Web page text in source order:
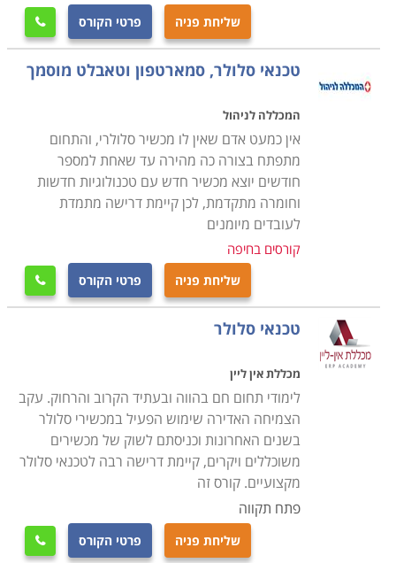
בסיומו תעודה מקצועית אשר ניתן יהיה באמצעותה
להשתלב באחד מהחברות הרבות בתחום, או במעבדות
פרטיות, כך שאפשרויות התעסוקה הינן רבות ומגוונות כמו
גם השכר משתלם.
קורס טכנאי סלולר להסבה מקצועית
בעבר, כל מי שלמד מקצוע מסוים, המשיך בו עד הפנסיה,
אך כיום מקובל מאוד להחליף קריירה, הן משום הרצון לנסות
תחום חדש והן משום שיקולי שכר וקידום. לכן, דווקא משום
שעולם הסלולר הינו אחד הענפים הדינמיים והמתפתחים
ביותר הרי שמדובר במקצוע שכדאי להפוך אותו לקריירה
שניה ולהתחיל לבנות מסלול מקצועי רווחי ומרתק.
העובדה כי הקורס אינו דורש ידע מוקדם, מאפשרת לבצע
את ההסבה המקצועית באופן פשוט ומהיר ביותר, כך גם מי
שמעולם לא עסק בחשמל או אלקטרוניקה יוכל ללמוד
בקורס את כל הנדרש כדי להיות טכנאי מנוסה ומקצועי, שכן
אין משמעות לגיל, צריך רק רצון, השקעה ושאיפה להצליח.
מסגרות הלימוד מתקיימות בתכנית לימודים גמישה, כך
שניתן לשלב לימודי קורס טכנאי סלולר תוך כדי העבודה
הקיימת, ועם קבלת התעודה להתחיל בדרך מקצועית
שליחת פניה פרטי הקורס 
טכנאי סלולר, סמארטפון וטאבלט מוסמך
המכללה לניהול
אין כמעט אדם שאין לו מכשיר סלולרי, והתחום
מתפתח בצורה כה מהירה עד שאחת למספר
חודשים יוצא מכשיר חדש עם טכנולוגיות חדשות
וחומרה מתקדמת, לכן קיימת דרישה מתמדת
לעובדים מיומנים
קורסים בחיפה
שליחת פניה פרטי הקורס 
טכנאי סלולר
מכללת אין ליין
לימודי תחום חם בהווה ובעתיד הקרוב והרחוק. עקב
הצמיחה האדירה שימוש הפעיל במכשירי סלולר
בשנים האחרונות וכניסתם לשוק של מכשירים
משוכללים ויקרים, קיימת דרישה רבה לטכנאי סלולר
מקצועיים. קורס זה
פתח תקווה
שליחת פניה פרטי הקורס 